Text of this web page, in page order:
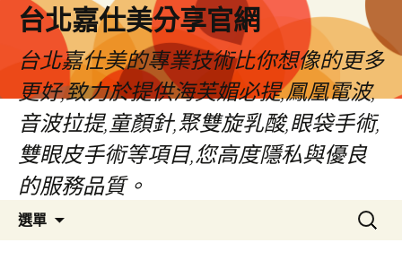
內
台北嘉仕美分享官網
台北嘉仕美的專業技術比你想像的更多
更好,致力於提供海芙媚必提,鳳凰電波,
音波拉提,童顏針,聚雙旋乳酸,眼袋手術,
雙眼皮手術等項目,您高度隱私與優良
的服務品質。
選單
搜
尋